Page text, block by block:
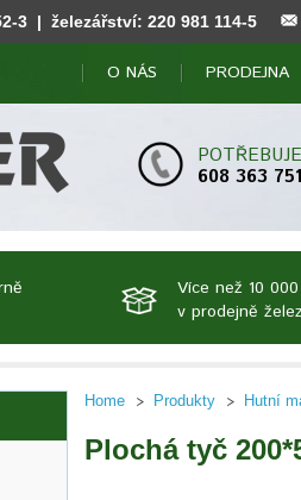
-3 | železářství: 220 981 114-5
O NÁS PRODEJNA
608 363 751
Více než 10
v prodejně
Home Produkty Hutní
Plochá tyč